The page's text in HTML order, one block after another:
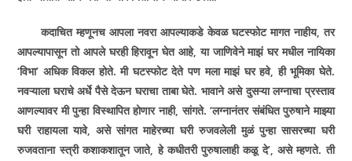
कदाचित म्हणूनच आपला नवरा आपल्याकडे केवळ घटस्फोट मागत नाहीय, तर
आपल्यापासून तो आपले घरही हिरावून घेत आहे, या जाणिवेने माझं घर मधील नायिका
‘विभा’ अधिक विकल होते. मी घटस्फोट देते पण मला माझं घर हवे, ही भूमिका घेते.
नवऱ्याला घराचे अर्धे पैसे देऊन घराचा ताबा घेते. भावाने असे दुसऱ्या लग्नाचा प्रस्ताव
आणल्यावर मी पुन्हा विस्थापित होणार नाही, सांगते. ‘लग्नानंतर संबंधित पुरुषाने माझ्या
घरी राहायला यावे, असे सांगत माहेरच्या घरी रुजवलेली मुळं पुन्हा सासरच्या घरी
रुजवताना स्त्री कशाकशातून जाते, हे कधीतरी पुरुषालाही कळू दे’, असे म्हणते. ती